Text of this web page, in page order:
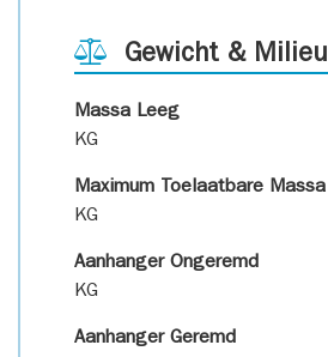
Gewicht & Milieu
Massa Leeg
KG
Maximum Toelaatbare Massa
KG
Aanhanger Ongeremd
KG
Aanhanger Geremd